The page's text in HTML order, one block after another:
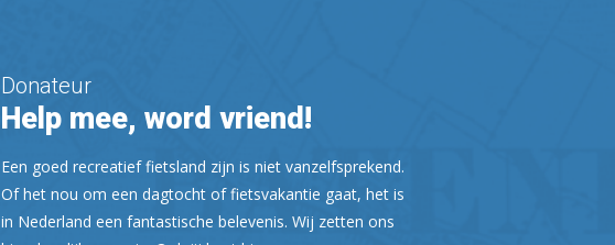
| ©OpenStreetMap
Donateur
Help mee, word vriend!
Een goed recreatief fietsland zijn is niet vanzelfsprekend.
Of het nou om een dagtocht of fietsvakantie gaat, het is
in Nederland een fantastische belevenis. Wij zetten ons